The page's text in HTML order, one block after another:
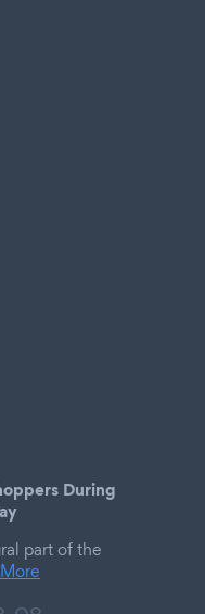
During
part of the